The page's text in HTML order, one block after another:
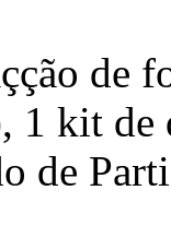
de
1 kit de
de